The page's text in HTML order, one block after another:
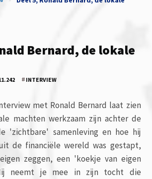
Bernard, de lokale
# INTERVIEW
met Ronald Bernard laat zien
machten werkzaam zijn achter de
'zichtbare' samenleving en hoe hij
de financiële wereld was gestapt,
zeggen, een 'koekje van eigen
neemt je mee in zijn tocht die